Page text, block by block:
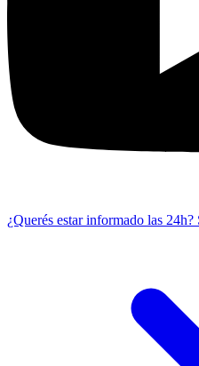
¿Querés estar informado las 24h?